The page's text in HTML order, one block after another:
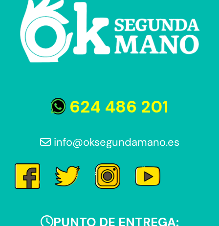
624 486 201
info@oksegundamano.es
PUNTO DE ENTREGA: